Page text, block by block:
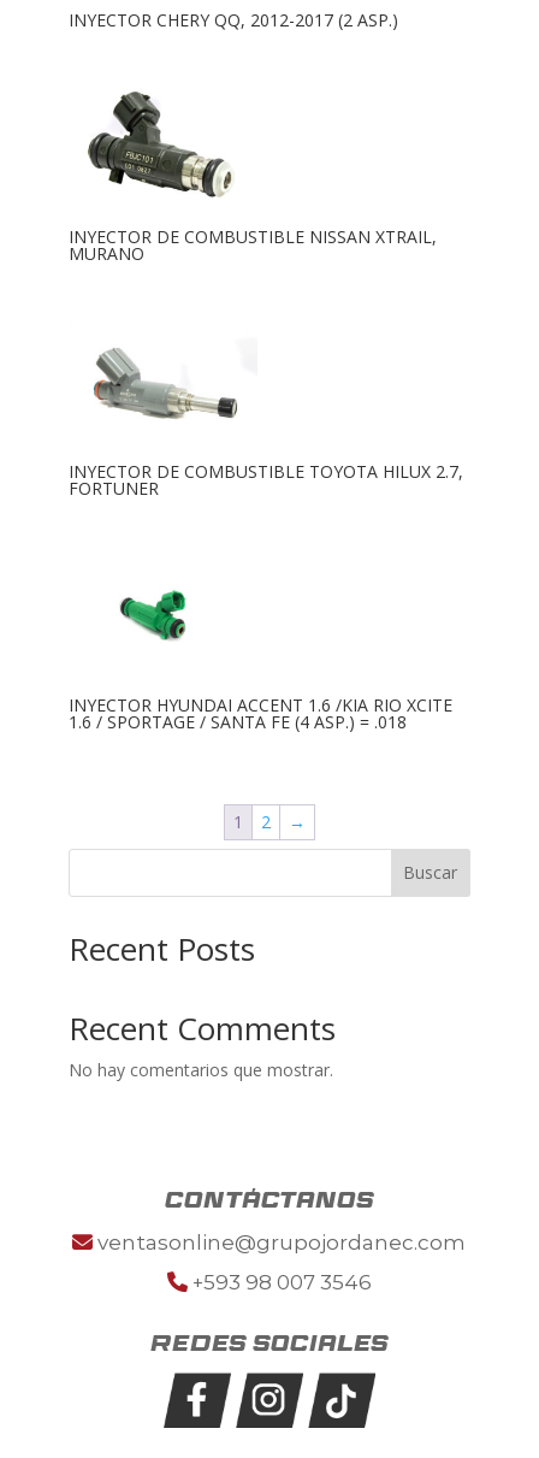
INYECTOR CHERY QQ, 2012-2017 (2 ASP.)
INYECTOR DE COMBUSTIBLE NISSAN XTRAIL,
MURANO
INYECTOR DE COMBUSTIBLE TOYOTA HILUX 2.7,
FORTUNER
INYECTOR HYUNDAI ACCENT 1.6 /KIA RIO XCITE
1.6 / SPORTAGE / SANTA FE (4 ASP.) = .018
1 2 →
Buscar
Recent Posts
Recent Comments
No hay comentarios que mostrar.
contáctanos
ventasonline@grupojordanec.com
+593 98 007 3546
Redes sociales